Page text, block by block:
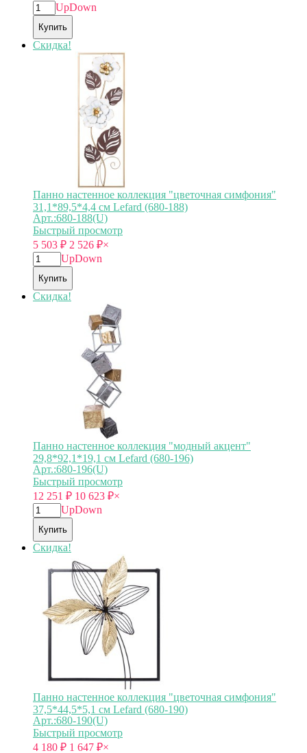
UpDown
Купить
Скидка!
Панно настенное коллекция "цветочная симфония"
31,1*89,5*4,4 см Lefard (680-188)
Арт.:680-188(U)
Быстрый просмотр
5 503 ₽ 2 526 ₽×
UpDown
Купить
Скидка!
Панно настенное коллекция "модный акцент"
29,8*92,1*19,1 см Lefard (680-196)
Арт.:680-196(U)
Быстрый просмотр
12 251 ₽ 10 623 ₽×
UpDown
Купить
Скидка!
Панно настенное коллекция "цветочная симфония"
37,5*44,5*5,1 см Lefard (680-190)
Арт.:680-190(U)
Быстрый просмотр
4 180 ₽ 1 647 ₽×